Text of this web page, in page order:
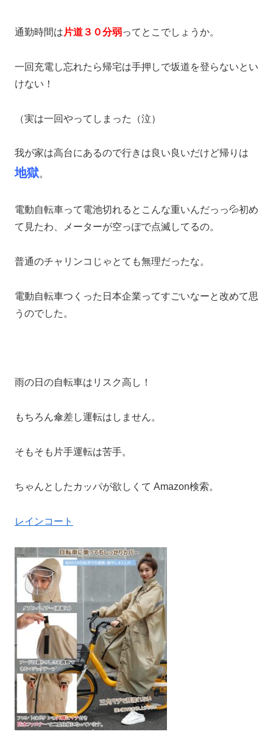
通勤時間は 片道３０分弱ってとこでしょうか。
一回充電し忘れたら帰宅は手押しで坂道を登らないとい
けない！
（実は一回やってしまった（泣）
我が家は高台にあるので行きは良い良いだけど帰りは
地獄。
電動自転車って電池切れるとこんな重いんだっっ💦初め
て見たわ、メーターが空っぽで点滅してるの。
普通のチャリンコじゃとても無理だったな。
電動自転車つくった日本企業ってすごいなーと改めて思
うのでした。
雨の日の自転車はリスク高し！
もちろん傘差し運転はしません。
そもそも片手運転は苦手。
ちゃんとしたカッパが欲しくて Amazon検索。
レインコート